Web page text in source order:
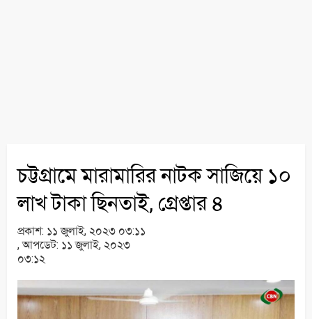
চট্টগ্রামে মারামারির নাটক সাজিয়ে ১০
লাখ টাকা ছিনতাই, গ্রেপ্তার ৪
প্রকাশ: ১১ জুলাই, ২০২৩ ০৩:১১
,আপডেট: ১১ জুলাই, ২০২৩
০৩:১২